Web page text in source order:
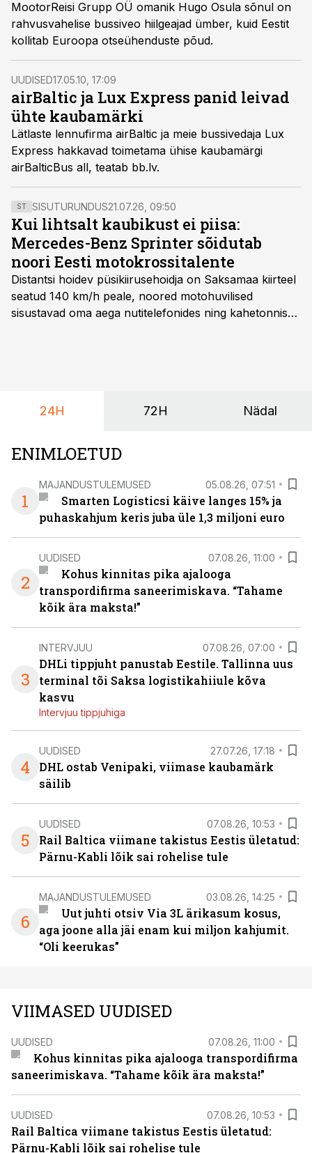
MootorReisi Grupp OÜ omanik Hugo Osula sõnul on
rahvusvahelise bussiveo hiilgeajad ümber, kuid Eestit
kollitab Euroopa otseühenduste põud.
UUDISED17.05.10, 17:09
airBaltic ja Lux Express panid leivad
ühte kaubamärki
Lätlaste lennufirma airBaltic ja meie bussivedaja Lux
Express hakkavad toimetama ühise kaubamärgi
airBalticBus all, teatab bb.lv.
ST SISUTURUNDUS21.07.26, 09:50
Kui lihtsalt kaubikust ei piisa:
Mercedes-Benz Sprinter sõidutab
noori Eesti motokrossitalente
Distantsi hoidev püsikiirusehoidja on Saksamaa kiirteel
seatud 140 km/h peale, noored motohuvilised
sisustavad oma aega nutitelefonides ning kahetonnises
24H 72H Nädal
ENIMLOETUD
1
MAJANDUSTULEMUSED 05.08.26, 07:51
Smarten Logisticsi käive langes 15% ja
puhaskahjum keris juba üle 1,3 miljoni euro
2
UUDISED 07.08.26, 11:00
Kohus kinnitas pika ajalooga
transpordifirma saneerimiskava. “Tahame
kõik ära maksta!”
3
INTERVJUU 07.08.26, 07:00
DHLi tippjuht panustab Eestile. Tallinna uus
terminal tõi Saksa logistikahiiule kõva
kasvu
Intervjuu tippjuhiga
4
UUDISED 27.07.26, 17:18
DHL ostab Venipaki, viimase kaubamärk
säilib
5
UUDISED 07.08.26, 10:53
Rail Baltica viimane takistus Eestis ületatud:
Pärnu-Kabli lõik sai rohelise tule
6
MAJANDUSTULEMUSED 03.08.26, 14:25
Uut juhti otsiv Via 3L ärikasum kosus,
aga joone alla jäi enam kui miljon kahjumit.
“Oli keerukas”
VIIMASED UUDISED
UUDISED 07.08.26, 11:00
Kohus kinnitas pika ajalooga transpordifirma
saneerimiskava. “Tahame kõik ära maksta!”
UUDISED 07.08.26, 10:53
Rail Baltica viimane takistus Eestis ületatud:
Pärnu-Kabli lõik sai rohelise tule